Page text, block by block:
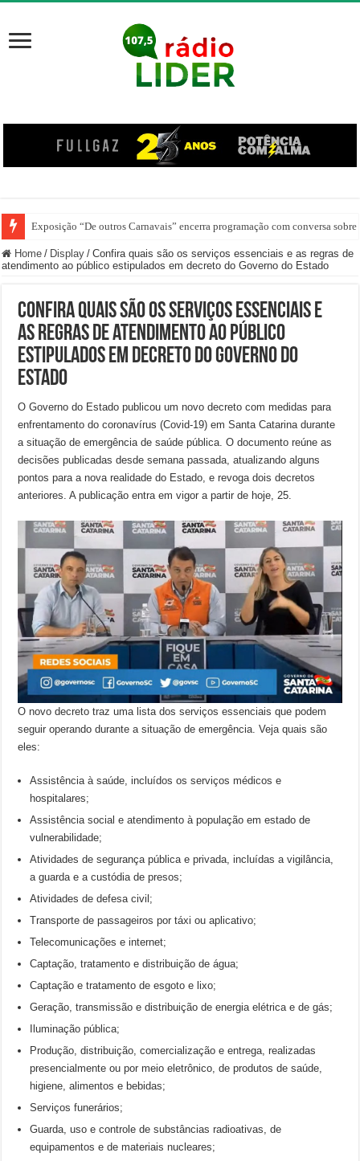
Exposição “De outros Carnavais” encerra programação com conversa
Home / Display / Confira quais são os serviços essenciais e as regras de
atendimento ao público estipulados em decreto do Governo do Estado
Confira quais são os serviços essenciais e
as regras de atendimento ao público
estipulados em decreto do Governo do
Estado
O Governo do Estado publicou um novo decreto com medidas para
enfrentamento do coronavírus (Covid-19) em Santa Catarina durante
a situação de emergência de saúde pública. O documento reúne as
decisões publicadas desde semana passada, atualizando alguns
pontos para a nova realidade do Estado, e revoga dois decretos
anteriores. A publicação entra em vigor a partir de hoje, 25.
O novo decreto traz uma lista dos serviços essenciais que podem
seguir operando durante a situação de emergência. Veja quais são
eles:
Assistência à saúde, incluídos os serviços médicos e
hospitalares;
Assistência social e atendimento à população em estado de
vulnerabilidade;
Atividades de segurança pública e privada, incluídas a vigilância,
a guarda e a custódia de presos;
Atividades de defesa civil;
Transporte de passageiros por táxi ou aplicativo;
Telecomunicações e internet;
Captação, tratamento e distribuição de água;
Captação e tratamento de esgoto e lixo;
Geração, transmissão e distribuição de energia elétrica e de gás;
Iluminação pública;
Produção, distribuição, comercialização e entrega, realizadas
presencialmente ou por meio eletrônico, de produtos de saúde,
higiene, alimentos e bebidas;
Serviços funerários;
Guarda, uso e controle de substâncias radioativas, de
equipamentos e de materiais nucleares;